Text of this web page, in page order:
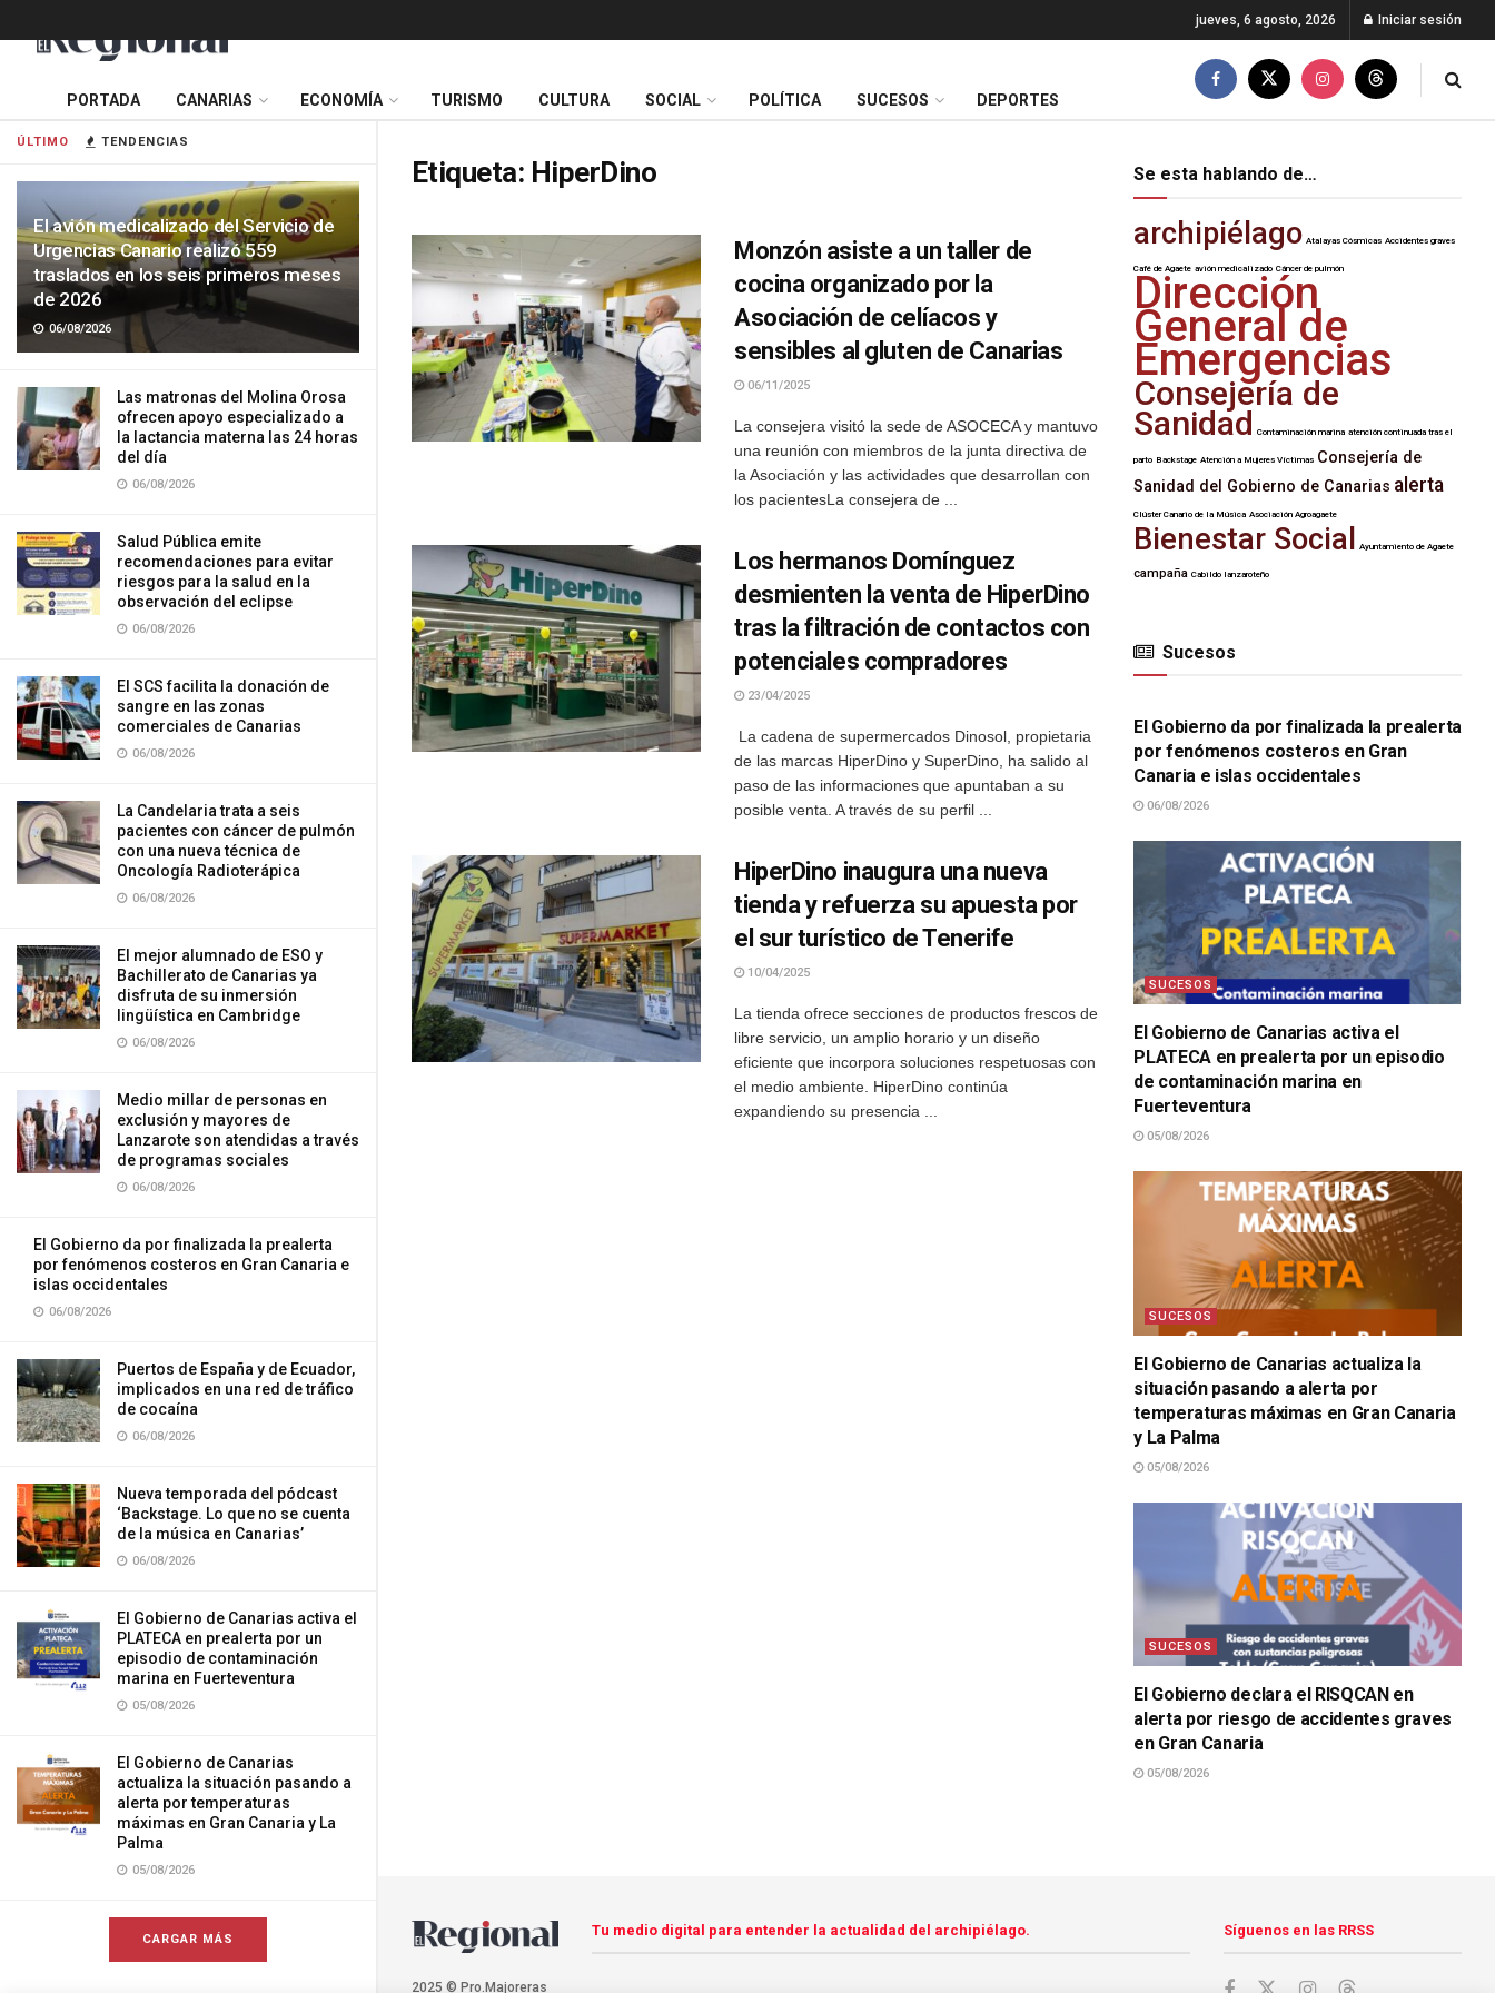
ÚLTIMO TENDENCIAS
El avión medicalizado del Servicio de
Urgencias Canario realizó 559
traslados en los seis primeros meses
de 2026
06/08/2026
Las matronas del Molina Orosa
ofrecen apoyo especializado a
la lactancia materna las 24 horas
del día
06/08/2026
Salud Pública emite
recomendaciones para evitar
riesgos para la salud en la
observación del eclipse
06/08/2026
El SCS facilita la donación de
sangre en las zonas
comerciales de Canarias
06/08/2026
La Candelaria trata a seis
pacientes con cáncer de pulmón
con una nueva técnica de
Oncología Radioterápica
06/08/2026
El mejor alumnado de ESO y
Bachillerato de Canarias ya
disfruta de su inmersión
lingüística en Cambridge
06/08/2026
Medio millar de personas en
exclusión y mayores de
Lanzarote son atendidas a través
de programas sociales
06/08/2026
El Gobierno da por finalizada la prealerta
por fenómenos costeros en Gran Canaria e
islas occidentales
06/08/2026
Puertos de España y de Ecuador,
implicados en una red de tráfico
de cocaína
06/08/2026
Nueva temporada del pódcast
‘Backstage. Lo que no se cuenta
de la música en Canarias’
06/08/2026
El Gobierno de Canarias activa el
PLATECA en prealerta por un
episodio de contaminación
marina en Fuerteventura
05/08/2026
El Gobierno de Canarias
actualiza la situación pasando a
alerta por temperaturas
máximas en Gran Canaria y La
Palma
05/08/2026
CARGAR MÁS
jueves, 6 agosto, 2026 Iniciar sesión
PORTADA CANARIAS ECONOMÍA TURISMO CULTURA SOCIAL POLÍTICA SUCESOS DEPORTES
Etiqueta: HiperDino
Monzón asiste a un taller de
cocina organizado por la
Asociación de celíacos y
sensibles al gluten de Canarias
06/11/2025
La consejera visitó la sede de ASOCECA y mantuvo
una reunión con miembros de la junta directiva de
la Asociación y las actividades que desarrollan con
los pacientesLa consejera de ...
Los hermanos Domínguez
desmienten la venta de HiperDino
tras la filtración de contactos con
potenciales compradores
23/04/2025
La cadena de supermercados Dinosol, propietaria
de las marcas HiperDino y SuperDino, ha salido al
paso de las informaciones que apuntaban a su
posible venta. A través de su perfil ...
HiperDino inaugura una nueva
tienda y refuerza su apuesta por
el sur turístico de Tenerife
10/04/2025
La tienda ofrece secciones de productos frescos de
libre servicio, un amplio horario y un diseño
eficiente que incorpora soluciones respetuosas con
el medio ambiente. HiperDino continúa
expandiendo su presencia ...
Se esta hablando de…
archipiélago Atalayas Cósmicas Accidentes graves
Café de Agaete avión medicalizado Cáncer de pulmón
Dirección
General de
Emergencias
Consejería de
Sanidad Contaminación marina atención continuada tras el
parto Backstage Atención a Mujeres Víctimas Consejería de
Sanidad del Gobierno de Canarias alerta
Clúster Canario de la Música Asociación Agroagaete
Bienestar Social Ayuntamiento de Agaete
campaña Cabildo lanzaroteño
Sucesos
SUCESOS
El Gobierno da por finalizada la prealerta
por fenómenos costeros en Gran
Canaria e islas occidentales
06/08/2026
SUCESOS
El Gobierno de Canarias activa el
PLATECA en prealerta por un episodio
de contaminación marina en
Fuerteventura
05/08/2026
SUCESOS
El Gobierno de Canarias actualiza la
situación pasando a alerta por
temperaturas máximas en Gran Canaria
y La Palma
05/08/2026
SUCESOS
El Gobierno declara el RISQCAN en
alerta por riesgo de accidentes graves
en Gran Canaria
05/08/2026
2025 © Pro.Majoreras
Tu medio digital para entender la actualidad del archipiélago. Síguenos en las RRSS